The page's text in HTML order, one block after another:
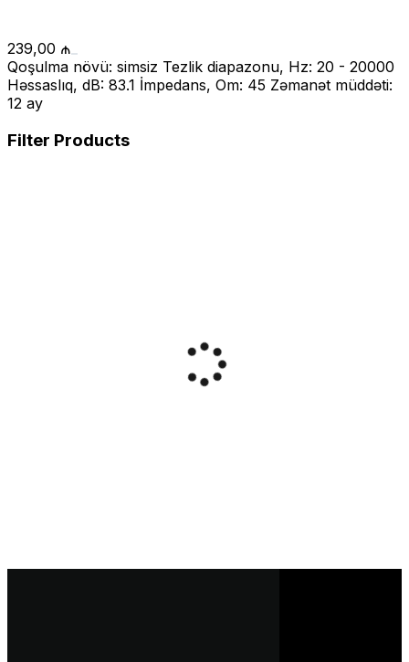
239,00 ₼
Qoşulma növü: simsiz Tezlik diapazonu, Hz: 20 - 20000
Həssaslıq, dB: 83.1 İmpedans, Om: 45 Zəmanət müddəti:
12 ay
Filter Products